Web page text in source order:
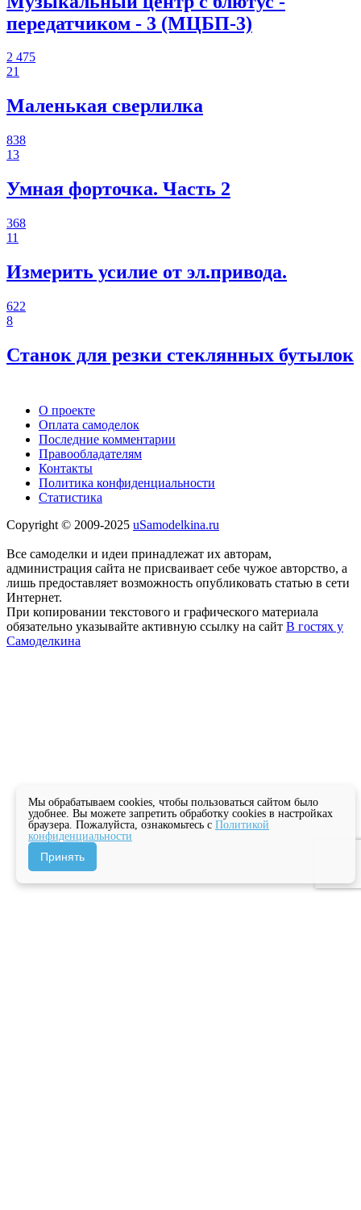
передатчиком - 3 (МЦБП-3)
2 475
21
Маленькая сверлилка
838
13
Умная форточка. Часть 2
368
11
Измерить усилие от эл.привода.
622
8
Станок для резки стеклянных бутылок
О проекте
Оплата самоделок
Последние комментарии
Правообладателям
Контакты
Политика конфиденциальности
Статистика
Copyright © 2009-2025 uSamodelkina.ru
Все самоделки и идеи принадлежат их авторам,
администрация сайта не присваивает себе чужое авторство, а
лишь предоставляет возможность опубликовать статью в сети
Интернет.
При копировании текстового и графического материала
обязательно указывайте активную ссылку на сайт В гостях у
Самоделкина
Мы обрабатываем cookies, чтобы пользоваться сайтом было
удобнее. Вы можете запретить обработку cookies в настройках
браузера. Пожалуйста, ознакомьтесь с Политикой
конфиденциальности
Принять